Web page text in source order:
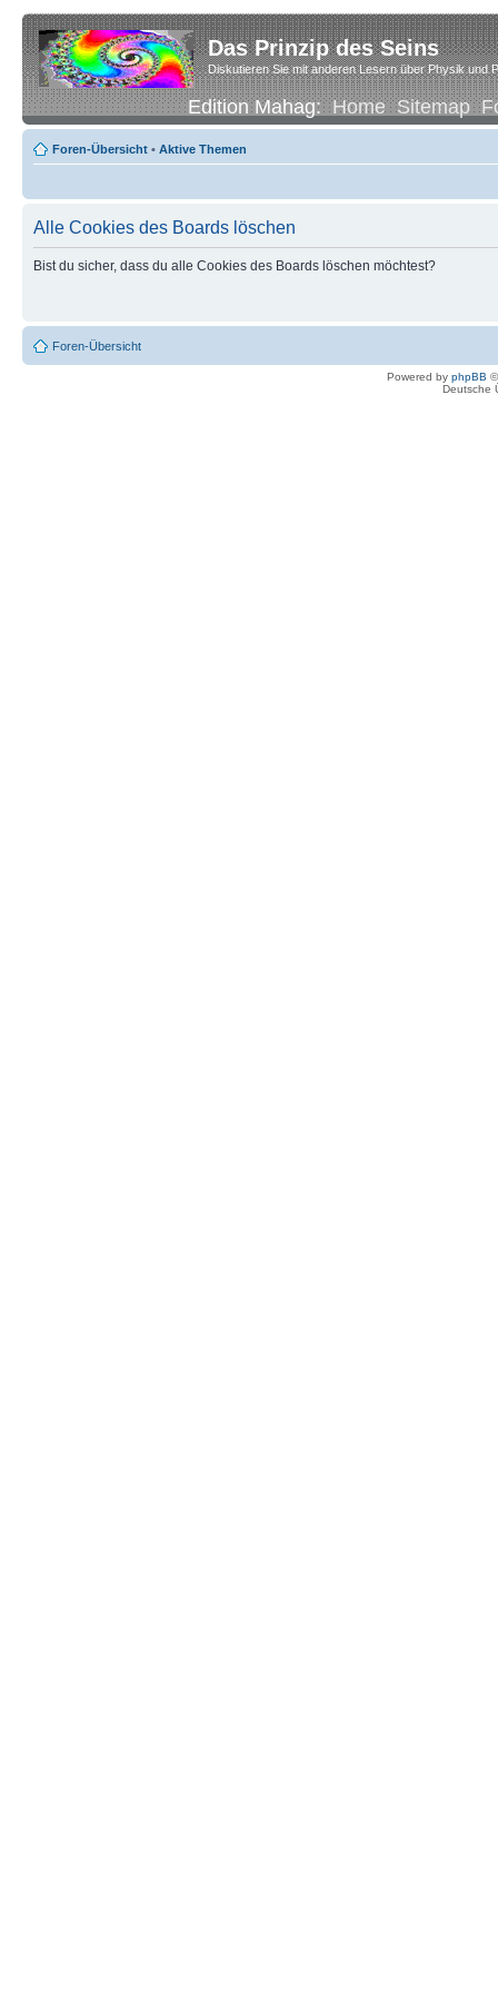
Das Prinzip des Seins
Diskutieren Sie mit anderen Lesern über Physik und
Edition Mahag:Home Sitemap
Foren-Übersicht • Aktive Themen
Alle Cookies des Boards löschen
Bist du sicher, dass du alle Cookies des Boards löschen möchtest?
Foren-Übersicht
Powered by phpBB
Deutsche